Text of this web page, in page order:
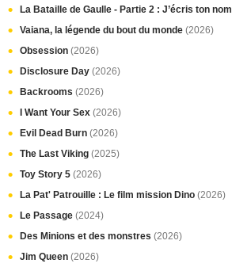
La Bataille de Gaulle - Partie 2 : J’écris ton nom
Vaiana, la légende du bout du monde (2026)
Obsession (2026)
Disclosure Day (2026)
Backrooms (2026)
I Want Your Sex (2026)
Evil Dead Burn (2026)
The Last Viking (2025)
Toy Story 5 (2026)
La Pat' Patrouille : Le film mission Dino (2026)
Le Passage (2024)
Des Minions et des monstres (2026)
Jim Queen (2026)